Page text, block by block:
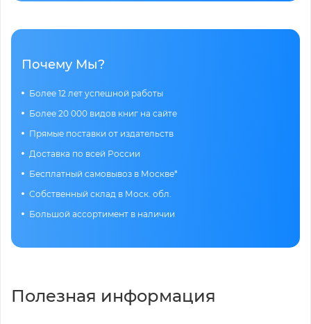
Почему Мы?
Более 12 лет успешной работы
Более 20 000 видов книг на сайте
Прямые поставки от издательств
Доставка по всей России
Бесплатный самовывоз в Москве*
Собственный склад в Моск. обл.
Большой ассортимент в наличии
Полезная информация